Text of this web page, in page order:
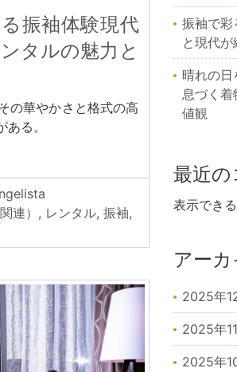
振袖体験現代
タルの魅力と
の華やかさと格式の高
る。
連） , レンタル,振袖,
振袖で彩
と現代
晴れの日
息づく着
値観
最近の
表示でき
アー
2025年
2025年
2025年